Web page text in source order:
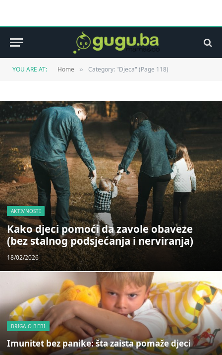
YOU ARE AT: Home » Category: "Djeca" (Page 118)
AKTIVNOSTI
Kako djeci pomoći da zavole obaveze
(bez stalnog podsjećanja i nerviranja)
18/02/2026
BRIGA O BEBI
Imunitet bez panike: šta zaista pomaže djeci